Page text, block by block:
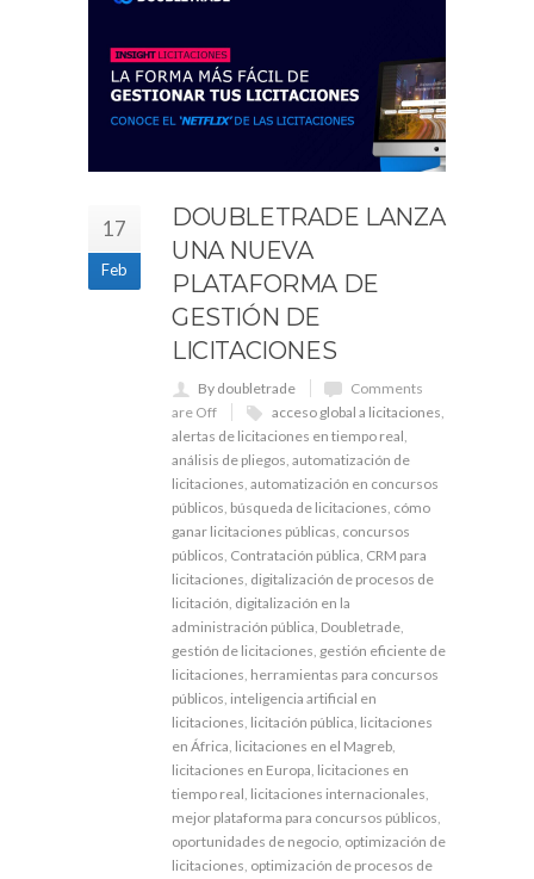
17
Feb
DOUBLETRADE LANZA
UNA NUEVA
PLATAFORMA DE
GESTIÓN DE
LICITACIONES
By doubletrade
Comments
are Off
acceso global a licitaciones,
alertas de licitaciones en tiempo real,
análisis de pliegos, automatización de
licitaciones, automatización en concursos
públicos, búsqueda de licitaciones, cómo
ganar licitaciones públicas, concursos
públicos, Contratación pública, CRM para
licitaciones, digitalización de procesos de
licitación, digitalización en la
administración pública, Doubletrade,
gestión de licitaciones, gestión eficiente de
licitaciones, herramientas para concursos
públicos, inteligencia artificial en
licitaciones, licitación pública, licitaciones
en África, licitaciones en el Magreb,
licitaciones en Europa, licitaciones en
tiempo real, licitaciones internacionales,
mejor plataforma para concursos públicos,
oportunidades de negocio, optimización de
licitaciones, optimización de procesos de